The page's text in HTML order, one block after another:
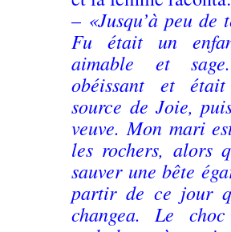
– «Jusqu’à peu de
Fu était un
aimable et
obéissant et
source de Joie,
veuve. Mon mari
les rochers, alors
sauver une bête
partir de ce jour
changea. Le